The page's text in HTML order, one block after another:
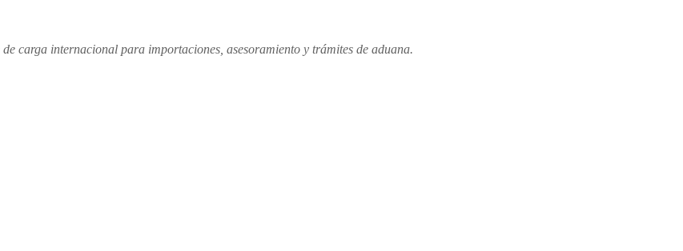
carga internacional para importaciones, asesoramiento y trámites de aduana.